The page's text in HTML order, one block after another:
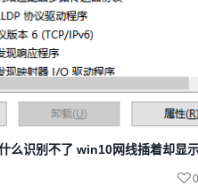
么识别不了 win10网线插着却显示
0